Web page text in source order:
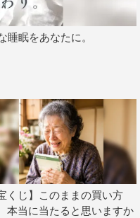
未歩なな
睡眠をあなたに。
宝くじ】このままの買い方
本当に当たると思いますか